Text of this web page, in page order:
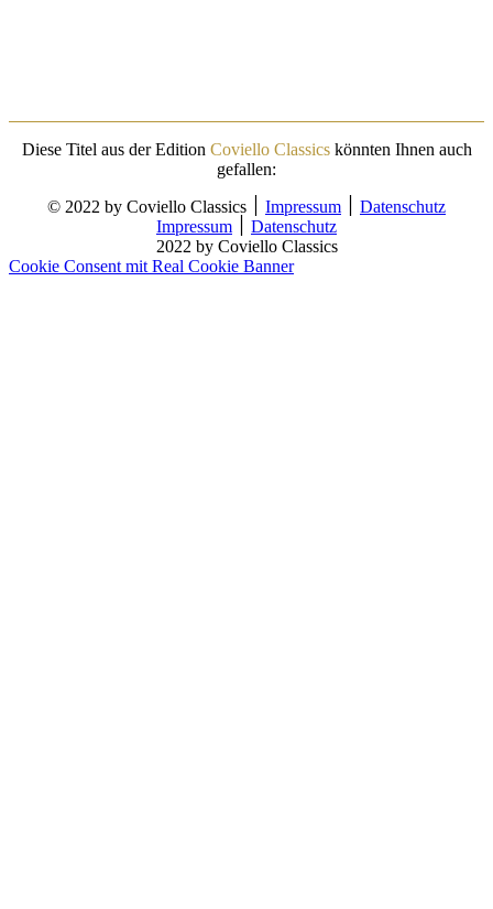
Diese Titel aus der Edition Coviello Classicskönnten Ihnen auch
gefallen:
Impressum
Datenschutz
Impressum
Datenschutz
2022 by Coviello Classics
Cookie Consent mit Real Cookie Banner